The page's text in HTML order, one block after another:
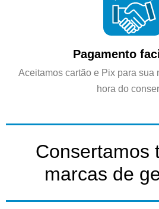
Pagamento
Aceitamos cartão e Pix para sua
hora do
Consertamos
marcas de